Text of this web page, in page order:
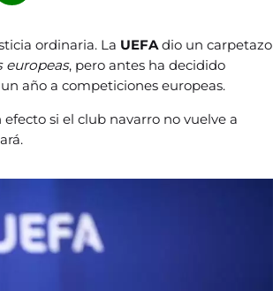
ordinaria. La UEFAdio un carpetazo
europeas, pero antes ha decidido
año a competiciones europeas.
si el club navarro no vuelve a